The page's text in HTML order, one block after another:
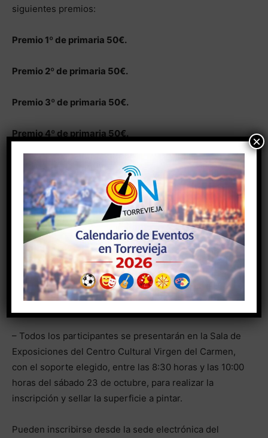
siguientes premios:
Premio 1º de primaria 50€.
Premio 2º de primaria 50€.
Premio 3º de primaria 50€.
Premio 4º de primaria 50€.
Premio 5º de primaria 50€.
Premio 6º de primaria 50€.
BASES JÓVENES Y ADULTOS
– La técnica a emplear será libre. El tema,TORREVIEJA
Y SUS COSTUMBRES. Con el tema nos referimos a
usos y costumbres tradicionales para nuestra ciudad
así como lugares emblemáticos.
– Todos los participantes se presentarán en la Sala de
Exposiciones del Centro Cultural Virgen del Carmen,
con el soporte elegido, entre las 8:30 horas y las 10:00
horas del sábado 23 de octubre, para realizar la
inscripción y sellar la superficie a pintar.
Pueden inscribirse desde la sede electrónica del
×